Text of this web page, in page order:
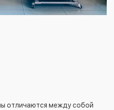
отличаются между собой